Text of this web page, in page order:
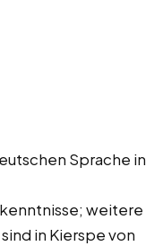
Sprache in
weitere
in Kierspe von